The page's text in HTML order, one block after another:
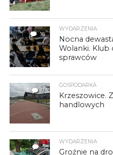
16
WYDARZENIA
Nocna
Wolanki. Klub
sprawców
7
GOSPODARKA
Krzeszowice.
handlowych
3
WYDARZENIA
Groźnie na